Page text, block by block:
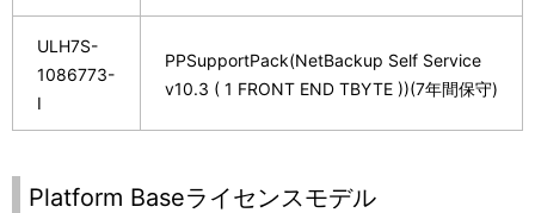
ULH7S-
1086773-
I
PPSupportPack(NetBackup Self Service
v10.3 ( 1 FRONT END TBYTE ))(7年間保守)
Platform Baseライセンスモデル